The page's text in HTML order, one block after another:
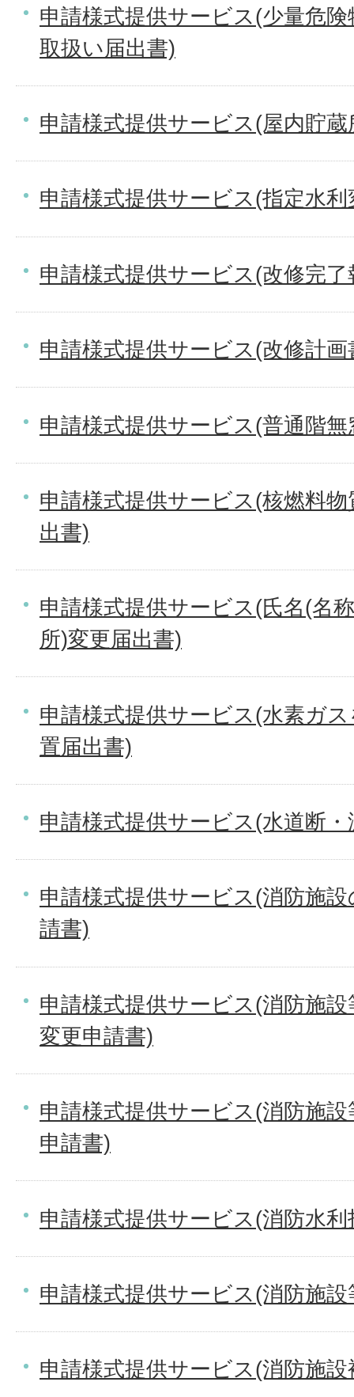
申請様式提供サービス(少量危
取扱い届出書)
申請様式提供サービス(屋内貯
申請様式提供サービス(指定水
申請様式提供サービス(改修完了
申請様式提供サービス(改修計画
申請様式提供サービス(普通階
申請様式提供サービス(核燃料
出書)
申請様式提供サービス(氏名(名
所)変更届出書)
申請様式提供サービス(水素ガ
置届出書)
申請様式提供サービス(水道断
申請様式提供サービス(消防施
請書)
申請様式提供サービス(消防施
変更申請書)
申請様式提供サービス(消防施
申請書)
申請様式提供サービス(消防水
申請様式提供サービス(消防施
申請様式提供サービス(消防施